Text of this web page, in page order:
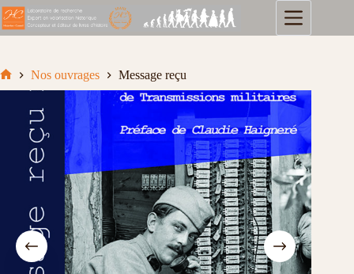
Passer
au
contenu
Accueil
Nos ouvrages Message reçu